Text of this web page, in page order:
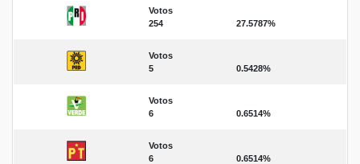
Votos
254
27.5787%
Votos
5
0.5428%
Votos
6
0.6514%
Votos
6
0.6514%